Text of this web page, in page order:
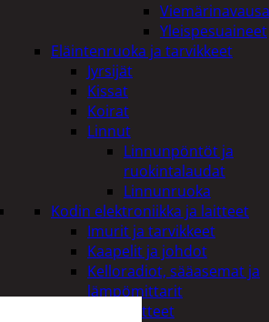
Yleispesuaineet
Eläintenruoka ja tarvikkeet
Jyrsijät
Kissat
Koirat
Linnut
Linnunpöntöt ja
ruokintalaudat
Linnunruoka
Kodin elektroniikka ja laitteet
Imurit ja tarvikkeet
Kaapelit ja johdot
Kelloradiot, sääasemat ja
lämpömittarit
Oheislaitteet